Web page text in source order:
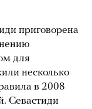
приговорена
для
несколько
в 2008
Севастиди